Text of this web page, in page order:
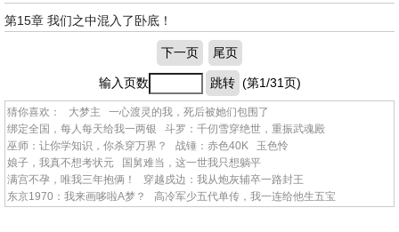
第15章 我们之中混入了卧底！
下一页 尾页
输入页数 跳转 (第1/31页)
猜你喜欢： 大梦主
一心渡灵的我，死后被她们包围了
绑定全国，每人每天给我一两银
斗罗：千仞雪穿绝世，重振武魂殿
巫师：让你学知识，你杀穿万界？
战锤：赤色40K
玉色怜
娘子，我真不想考状元
国舅难当，这一世我只想躺平
满宫不孕，唯我三年抱俩！
穿越戍边：我从炮灰辅卒一路封王
东京1970：我来画哆啦A梦？
高冷军少五代单传，我一连给他生五宝